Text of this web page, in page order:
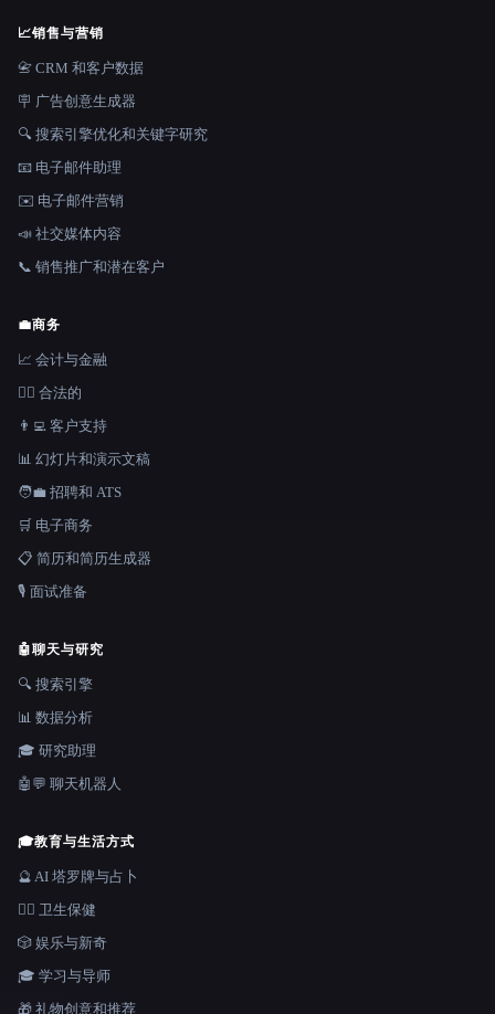
📈销售与营销
📇 CRM 和客户数据
🪧 广告创意生成器
🔍 搜索引擎优化和关键字研究
📧 电子邮件助理
✉️ 电子邮件营销
📣 社交媒体内容
📞 销售推广和潜在客户
💼商务
📈 会计与金融
👩‍⚖️ 合法的
👨‍💻 客户支持
📊 幻灯片和演示文稿
🧑‍💼 招聘和 ATS
🛒 电子商务
📋 简历和简历生成器
🎙️ 面试准备
🤖聊天与研究
🔍 搜索引擎
📊 数据分析
🎓 研究助理
🤖💬 聊天机器人
🎓教育与生活方式
🔮 AI 塔罗牌与占卜
👩‍⚕️ 卫生保健
🎲 娱乐与新奇
🎓 学习与导师
🎁 礼物创意和推荐